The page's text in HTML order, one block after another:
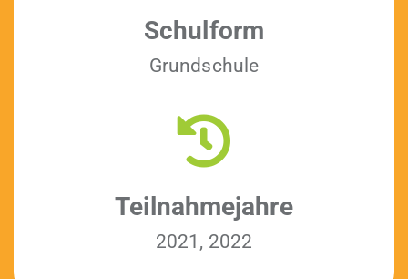
Schul­form
Grund­schule
Teil­nah­me­jahre
2021, 2022